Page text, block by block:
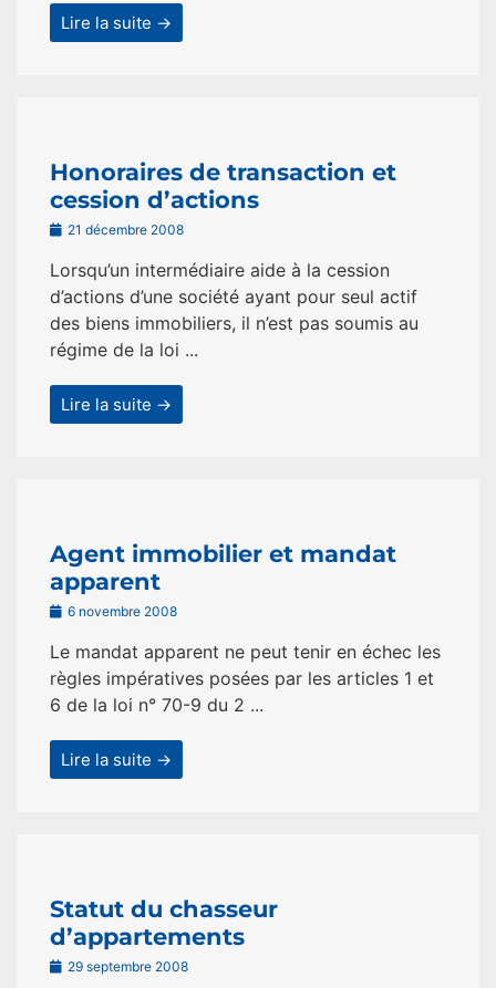
Lire la suite →
Honoraires de transaction et
cession d’actions
21 décembre 2008
Lorsqu’un intermédiaire aide à la cession
d’actions d’une société ayant pour seul actif
des biens immobiliers, il n’est pas soumis au
régime de la loi ...
Lire la suite →
Agent immobilier et mandat
apparent
6 novembre 2008
Le mandat apparent ne peut tenir en échec les
règles impératives posées par les articles 1 et
6 de la loi n° 70-9 du 2 ...
Lire la suite →
Statut du chasseur
d’appartements
29 septembre 2008